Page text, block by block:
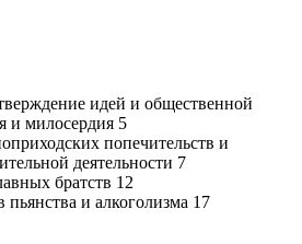
идей и общественной
и милосердия 5
попечительств и
деятельности 7
братств 12
и алкоголизма 17